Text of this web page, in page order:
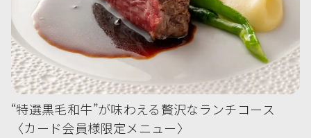
“特選黒毛和牛”が味わえる贅沢なランチコース
〈カード会員様限定メニュー〉